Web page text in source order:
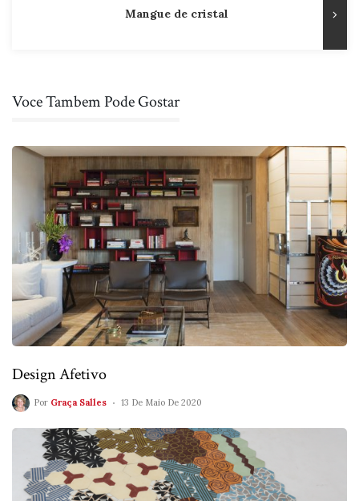
Mangue de cristal
Voce Tambem Pode Gostar
Design Afetivo
Por Graça Salles 13 De Maio De 2020